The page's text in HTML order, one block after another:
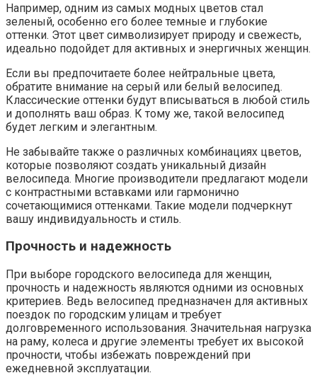
Например, одним из самых модных цветов стал
зеленый, особенно его более темные и глубокие
оттенки. Этот цвет символизирует природу и свежесть,
идеально подойдет для активных и энергичных женщин.
Если вы предпочитаете более нейтральные цвета,
обратите внимание на серый или белый велосипед.
Классические оттенки будут вписываться в любой стиль
и дополнять ваш образ. К тому же, такой велосипед
будет легким и элегантным.
Не забывайте также о различных комбинациях цветов,
которые позволяют создать уникальный дизайн
велосипеда. Многие производители предлагают модели
с контрастными вставками или гармонично
сочетающимися оттенками. Такие модели подчеркнут
вашу индивидуальность и стиль.
Прочность и надежность
При выборе городского велосипеда для женщин,
прочность и надежность являются одними из основных
критериев. Ведь велосипед предназначен для активных
поездок по городским улицам и требует
долговременного использования. Значительная нагрузка
на раму, колеса и другие элементы требует их высокой
прочности, чтобы избежать повреждений при
ежедневной эксплуатации.